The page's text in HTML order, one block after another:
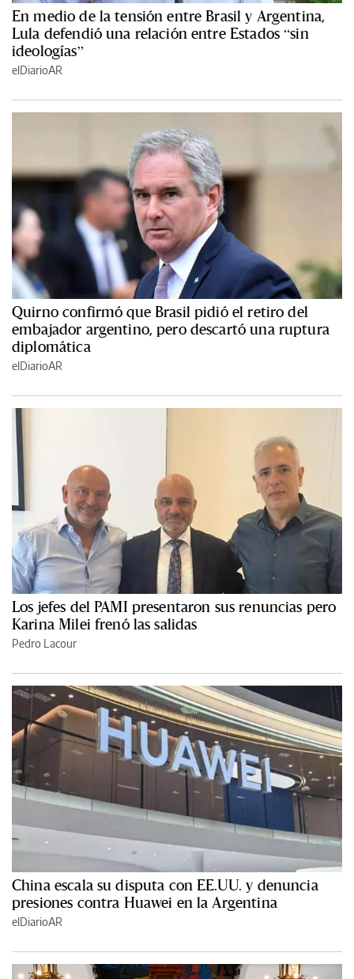
En medio de la tensión entre Brasil y Argentina,
Lula defendió una relación entre Estados “sin
ideologías”
elDiarioAR
Quirno confirmó que Brasil pidió el retiro del
embajador argentino, pero descartó una ruptura
diplomática
elDiarioAR
Los jefes del PAMI presentaron sus renuncias pero
Karina Milei frenó las salidas
Pedro Lacour
China escala su disputa con EE.UU. y denuncia
presiones contra Huawei en la Argentina
elDiarioAR